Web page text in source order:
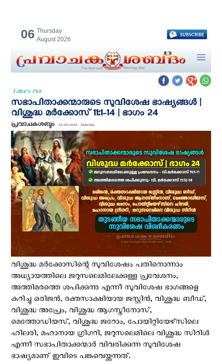
06 Thursday
August 2026
Editor's Pick
സഭാപിതാക്കന്മാരുടെ സുവിശേഷ ഭാഷ്യങ്ങള്‍ |
വിശുദ്ധ മര്‍ക്കോസ് 11:1-14 | ഭാഗം 24
പ്രവാചകശബ്ദം 23-05-2026 - Saturday
വിശുദ്ധ മര്‍ക്കോസിന്റെ സുവിശേഷം പതിനൊന്നാം
അധ്യായത്തിലെ ജറുസലെമിലേക്കുള്ള പ്രവേശനം,
അത്തിമരത്തെ ശപിക്കുന്നു എന്നീ സുവിശേഷ ഭാഗങ്ങളെ
കുറിച്ചു ഒരിജന്‍, രക്തസാക്ഷിയായ ജസ്റ്റിന്‍, വിശുദ്ധ ബീഡ്,
വിശുദ്ധ അപ്രേം, വിശുദ്ധ ആഗസ്തീനോസ്,
മെത്തോഡിയസ്, വിശുദ്ധ ജറോം, പോയിറ്റിയേഴ്‌സിലെ
ഹിലരി, മഹാനായ ഗ്രിഗറി, ജറുസലെമിലെ വിശുദ്ധ സിറിള്‍
എന്നീ സഭാപിതാക്കന്മാര്‍ വിവരിക്കുന്ന സുവിശേഷ
ഭാഷ്യമാണ് ഇവിടെ പങ്കുവെയ്ക്കുന്നത്.